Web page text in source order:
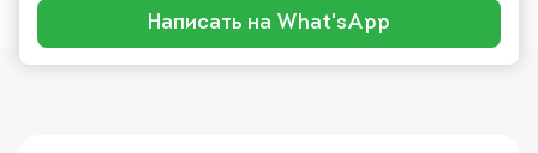
Написать на What'sApp